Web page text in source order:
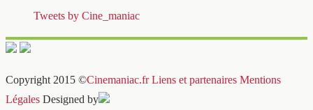
Tweets by Cine_maniac
Copyright 2015 ©Cinemaniac.fr Liens et partenaires Mentions
Légales Designed by